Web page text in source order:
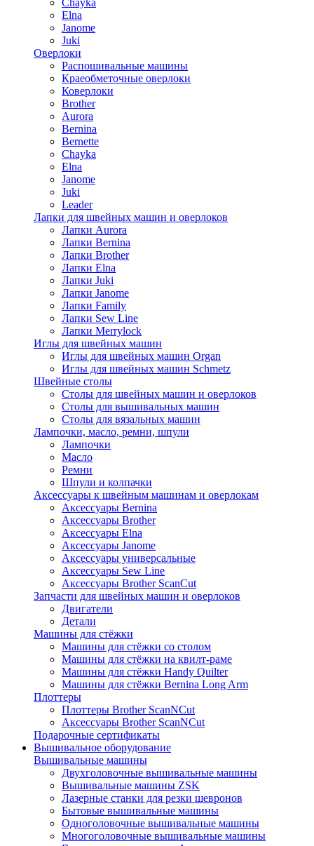
Chayka
Elna
Janome
Juki
Оверлоки
Распошивальные машины
Краеобметочные оверлоки
Коверлоки
Brother
Aurora
Bernina
Bernette
Chayka
Elna
Janome
Juki
Leader
Лапки для швейных машин и оверлоков
Лапки Aurora
Лапки Bernina
Лапки Brother
Лапки Elna
Лапки Juki
Лапки Janome
Лапки Family
Лапки Sew Line
Лапки Merrylock
Иглы для швейных машин
Иглы для швейных машин Organ
Иглы для швейных машин Schmetz
Швейные столы
Столы для швейных машин и оверлоков
Столы для вышивальных машин
Столы для вязальных машин
Лампочки, масло, ремни, шпули
Лампочки
Масло
Ремни
Шпули и колпачки
Аксессуары к швейным машинам и оверлокам
Аксессуары Bernina
Аксессуары Brother
Аксессуары Elna
Аксессуары Janome
Аксессуары универсальные
Аксессуары Sew Line
Аксессуары Brother ScanCut
Запчасти для швейных машин и оверлоков
Двигатели
Детали
Машины для стёжки
Машины для стёжки со столом
Машины для стёжки на квилт-раме
Машины для стёжки Handy Quilter
Машины для стёжки Bernina Long Arm
Плоттеры
Плоттеры Brother ScanNCut
Аксессуары Brother ScanNCut
Подарочные сертификаты
Вышивальное оборудование
Вышивальные машины
Двухголовочные вышивальные машины
Вышивальные машины ZSK
Лазерные станки для резки шевронов
Бытовые вышивальные машины
Одноголовочные вышивальные машины
Многоголовочные вышивальные машины